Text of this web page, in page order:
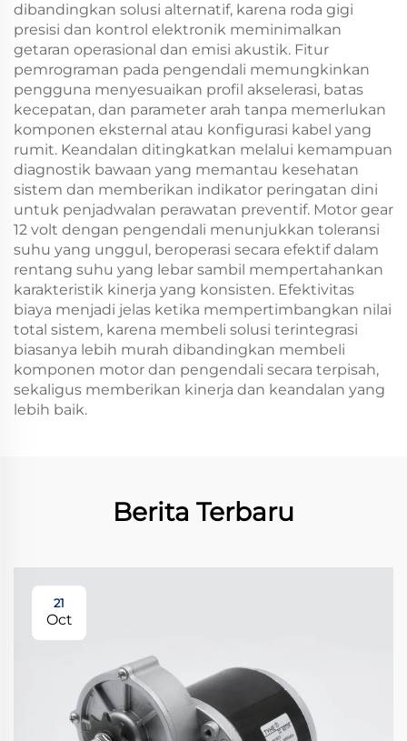
dibandingkan solusi alternatif, karena roda gigi
presisi dan kontrol elektronik meminimalkan
getaran operasional dan emisi akustik. Fitur
pemrograman pada pengendali memungkinkan
pengguna menyesuaikan profil akselerasi, batas
kecepatan, dan parameter arah tanpa memerlukan
komponen eksternal atau konfigurasi kabel yang
rumit. Keandalan ditingkatkan melalui kemampuan
diagnostik bawaan yang memantau kesehatan
sistem dan memberikan indikator peringatan dini
untuk penjadwalan perawatan preventif. Motor gear
12 volt dengan pengendali menunjukkan toleransi
suhu yang unggul, beroperasi secara efektif dalam
rentang suhu yang lebar sambil mempertahankan
karakteristik kinerja yang konsisten. Efektivitas
biaya menjadi jelas ketika mempertimbangkan nilai
total sistem, karena membeli solusi terintegrasi
biasanya lebih murah dibandingkan membeli
komponen motor dan pengendali secara terpisah,
sekaligus memberikan kinerja dan keandalan yang
lebih baik.
Berita Terbaru
21
Oct